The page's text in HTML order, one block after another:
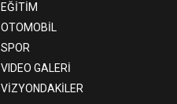
EĞİTİM
OTOMOBİL
SPOR
VIDEO GALERİ
VİZYONDAKİLER